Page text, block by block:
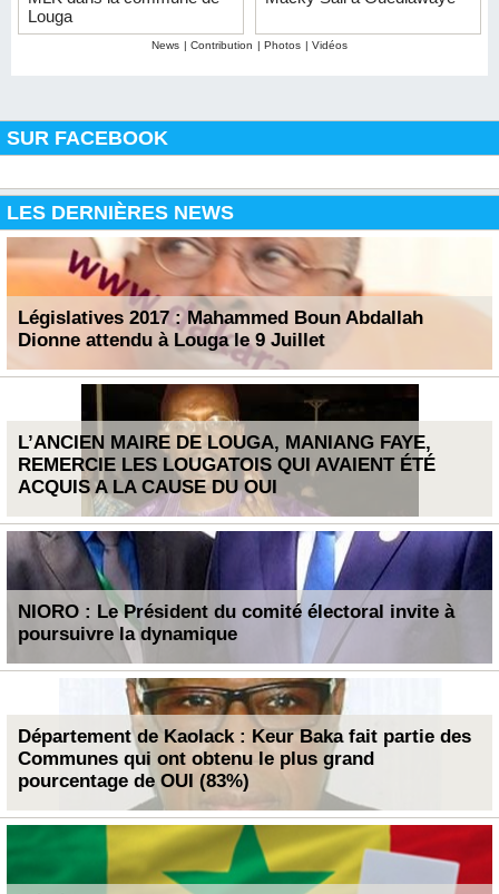
Louga
News Contribution Photos Vidéos
SUR FACEBOOK
LES DERNIÈRES NEWS
Législatives 2017 : Mahammed Boun Abdallah
Dionne attendu à Louga le 9 Juillet
L’ANCIEN MAIRE DE LOUGA, MANIANG FAYE,
REMERCIE LES LOUGATOIS QUI AVAIENT ÉTÉ
ACQUIS A LA CAUSE DU OUI
NIORO : Le Président du comité électoral invite à
poursuivre la dynamique
Département de Kaolack : Keur Baka fait partie des
Communes qui ont obtenu le plus grand
pourcentage de OUI (83%)